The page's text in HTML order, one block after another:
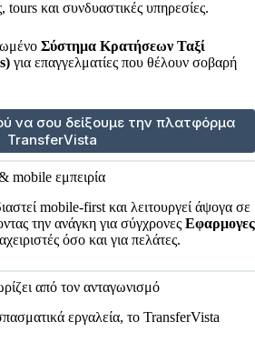
tours και συνδυαστικές υπηρεσίες.
Σύστημα Κρατήσεων Ταξί
για επαγγελματίες που θέλουν σοβαρή
να σου δείξουμε την πλατφόρμα
TransferVista
mobile εμπειρία
mobile-first και λειτουργεί άψογα σε
την ανάγκη για σύγχρονες Εφαρμογες
όσο και για πελάτες.
από τον ανταγωνισμό
εργαλεία, το TransferVista